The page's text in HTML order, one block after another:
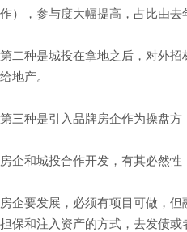
作），参与度大幅提高，占比由去
第二种是城投在拿地之后，对外
给地产。
第三种是引入品牌房企作为操盘
房企和城投合作开发，有其必然性
房企要发展，必须有项目可做，
担保和注入资产的方式，去发债或